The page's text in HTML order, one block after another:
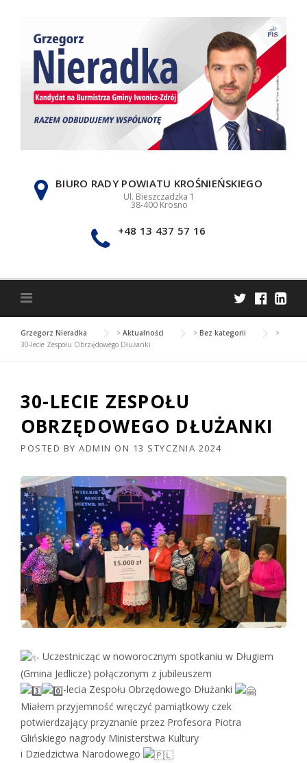
BIURO RADY POWIATU KROŚNIEŃSKIEGO
Ul. Bieszczadzka 1
38-400 Krosno
+48 13 437 57 16
Grzegorz Nieradka > Aktualności > Bez kategorii
>
30-lecie Zespołu Obrzędowego Dłużanki
30-LECIE ZESPOŁU
OBRZĘDOWEGO DŁUŻANKI
POSTED BY ADMIN ON 13 STYCZNIA 2024
Uczestnicząc w noworocznym spotkaniu w Długiem
(Gmina Jedlicze) połączonym z jubileuszem
-lecia Zespołu Obrzędowego Dłużanki
Miałem przyjemność wręczyć pamiątkowy czek
potwierdzający przyznanie przez Profesora Piotra
Glińskiego nagrody Ministerstwa Kultury
i Dziedzictwa Narodowego